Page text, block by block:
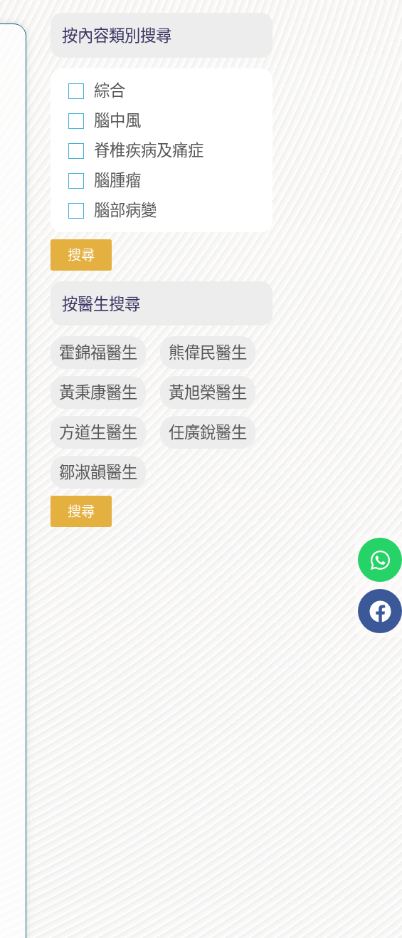
按內容類別搜尋
綜合
腦中風
脊椎疾病及痛症
腦腫瘤
腦部病變
搜尋
按醫生搜尋
霍錦福醫生
熊偉民醫生
黃秉康醫生
黃旭榮醫生
方道生醫生
任廣銳醫生
鄒淑韻醫生
搜尋